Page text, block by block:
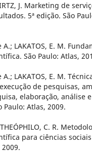
J. Marketing de
5ª edição. São
A.; LAKATOS, E. M.
São Paulo: Atlas,
A.; LAKATOS, E. M.
de pesquisas,
elaboração, análise
Paulo: Atlas, 2009.
C. R.
para ciências